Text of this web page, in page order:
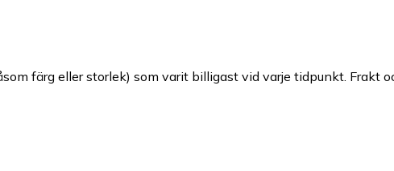
färg eller storlek) som varit billigast vid varje tidpunkt. Frakt